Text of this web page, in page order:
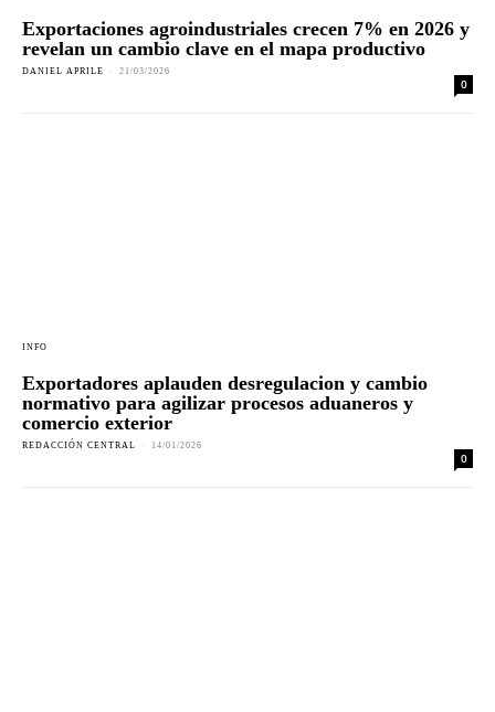
Exportaciones agroindustriales crecen 7% en 2026 y
revelan un cambio clave en el mapa productivo
DANIEL APRILE - 21/03/2026
0
INFO
Exportadores aplauden desregulacion y cambio
normativo para agilizar procesos aduaneros y
comercio exterior
REDACCIÓN CENTRAL - 14/01/2026
0